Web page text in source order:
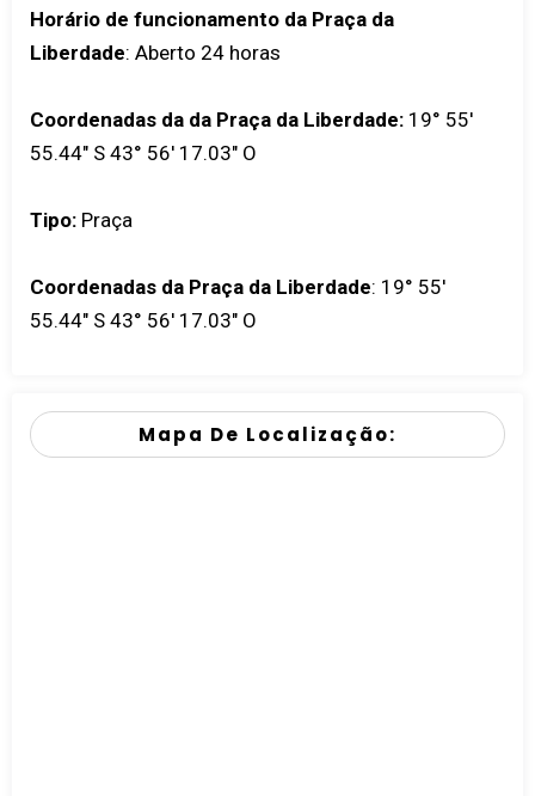
Horário de funcionamento da Praça da
Liberdade: Aberto 24 horas
Coordenadas da da Praça da Liberdade: 19° 55'
55.44" S 43° 56' 17.03" O
Tipo: Praça
Coordenadas da Praça da Liberdade: 19° 55'
55.44" S 43° 56' 17.03" O
Mapa De Localização: